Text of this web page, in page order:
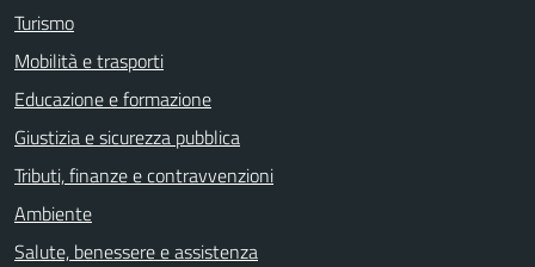
Turismo
Mobilità e trasporti
Educazione e formazione
Giustizia e sicurezza pubblica
Tributi, finanze e contravvenzioni
Ambiente
Salute, benessere e assistenza